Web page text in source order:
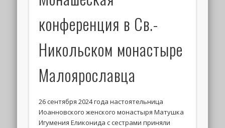
конференция в Св.-
Никольском монастыре
Малоярославца
26 сентября 2024 года настоятельница
Иоанновского женского монастыря Матушка
Игумения Еликонида с сестрами приняли